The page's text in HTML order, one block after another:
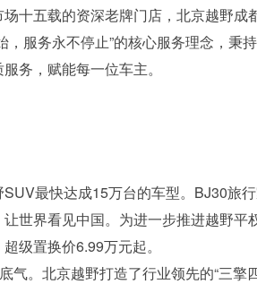
十五载的资深老牌门店，北京越野
，服务永不停止”的核心服务理念，秉
务，赋能每一位车主。
最快达成15万台的车型。BJ30旅
世界看见中国。为进一步推进越野
级置换价6.99万元起。
气。北京越野打造了行业领先的“三